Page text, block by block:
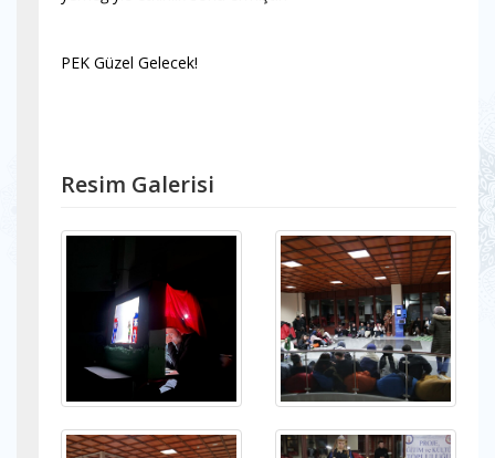
PEK Güzel Gelecek!
Resim Galerisi